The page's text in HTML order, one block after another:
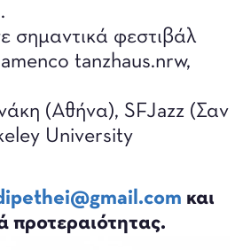
σημαντικά φεστιβάλ
tanzhaus.nrw,
(Αθήνα), SFJazz (Σαν
University
και
προτεραιότητας.